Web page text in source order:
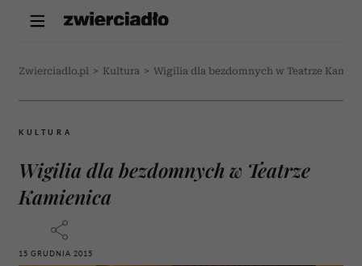
Zwierciadlo.pl > Kultura > Wigilia dla bezdomnych w Teatrze
KULTURA
Wigilia dla bezdomnych w Teatrze
Kamienica
15 GRUDNIA 2015